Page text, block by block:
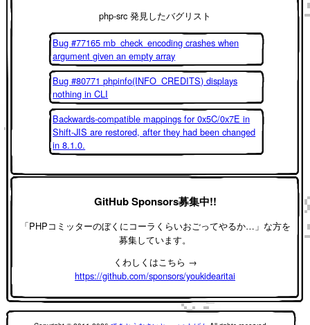
php-src 発見したバグリスト
Bug #77165 mb_check_encoding crashes when
argument given an empty array
Bug #80771 phpinfo(INFO_CREDITS) displays
nothing in CLI
Backwards-compatible mappings for 0x5C/0x7E in
Shift-JIS are restored, after they had been changed
in 8.1.0.
GitHub Sponsors募集中!!
「PHPコミッターのぼくにコーラくらいおごってやるか…」な方を
募集しています。
くわしくはこちら →
https://github.com/sponsors/youkidearitai